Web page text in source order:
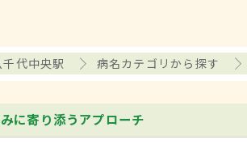
千代中央駅 病名カテゴリから探す
に寄り添うアプローチ